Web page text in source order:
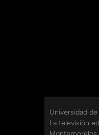
Universidad
La televisión